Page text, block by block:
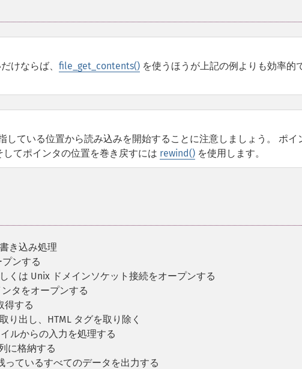
けならば、 file_get_contents() を使うほうが上記の例よりも効率的
している位置から読み込みを開始することに注意しましょう。 ポイ
してポインタの位置を巻き戻すには rewind() を使用します。
き込み処理
ンする
くは Unix ドメインソケット接続をオープンする
タをオープンする
得する
り出し、HTML タグを取り除く
ルからの入力を処理する
に格納する
っているすべてのデータを出力する